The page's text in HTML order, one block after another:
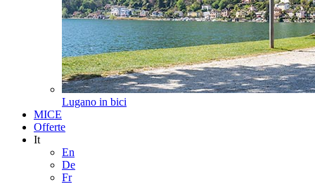
Lugano in bici
MICE
Offerte
It
En
De
Fr